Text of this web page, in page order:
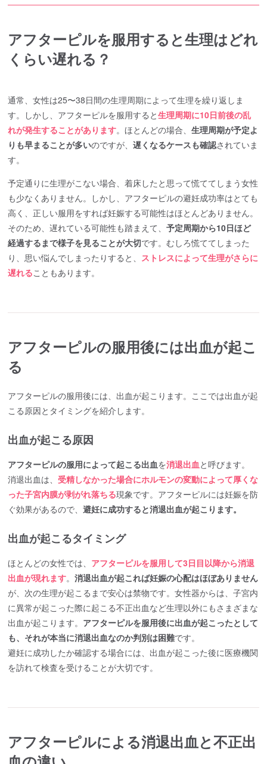
アフターピルを服用すると生理はどれ
くらい遅れる？
通常、女性は25〜38日間の生理周期によって生理を繰り返しま
す。しかし、アフターピルを服用すると生理周期に10日前後の乱
れが発生することがあります。ほとんどの場合、生理周期が予定よ
りも早まることが多いのですが、遅くなるケースも確認されていま
す。
予定通りに生理がこない場合、着床したと思って慌ててしまう女性
も少なくありません。しかし、アフターピルの避妊成功率はとても
高く、正しい服用をすれば妊娠する可能性はほとんどありません。
そのため、遅れている可能性も踏まえて、予定周期から10日ほど
経過するまで様子を見ることが大切です。むしろ慌ててしまった
り、思い悩んでしまったりすると、 ストレスによって生理がさらに
遅れることもあります。
アフターピルの服用後には出血が起こ
る
アフターピルの服用後には、出血が起こります。ここでは出血が起
こる原因とタイミングを紹介します。
出血が起こる原因
アフターピルの服用によって起こる出血を消退出血 と呼びます。
消退出血は、受精しなかった場合にホルモンの変動によって厚くな
った子宮内膜が剥がれ落ちる現象です。アフターピルには妊娠を防
ぐ効果があるので、避妊に成功すると消退出血が起こります。
出血が起こるタイミング
ほとんどの女性では、 アフターピルを服用して3日目以降から消退
出血が現れます。消退出血が起これば妊娠の心配はほぼありません
が、次の生理が起こるまで安心は禁物です。女性器からは、子宮内
に異常が起こった際に起こる不正出血など生理以外にもさまざまな
出血が起こります。 アフターピルを服用後に出血が起こったとして
も、それが本当に消退出血なのか判別は困難です。
避妊に成功したか確認する場合には、出血が起こった後に医療機関
を訪れて検査を受けることが大切です。
アフターピルによる消退出血と不正出